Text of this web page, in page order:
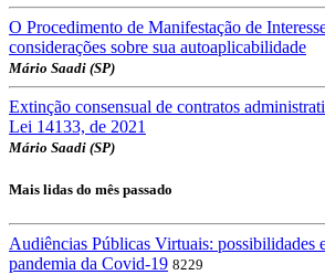
O Procedimento de Manifestação de
considerações sobre sua autoaplicabilidade
Mário Saadi (SP)
Extinção consensual de contratos
Lei 14133, de 2021
Mário Saadi (SP)
Mais lidas do mês passado
Audiências Públicas Virtuais: possibilidades
pandemia da Covid-19 8229